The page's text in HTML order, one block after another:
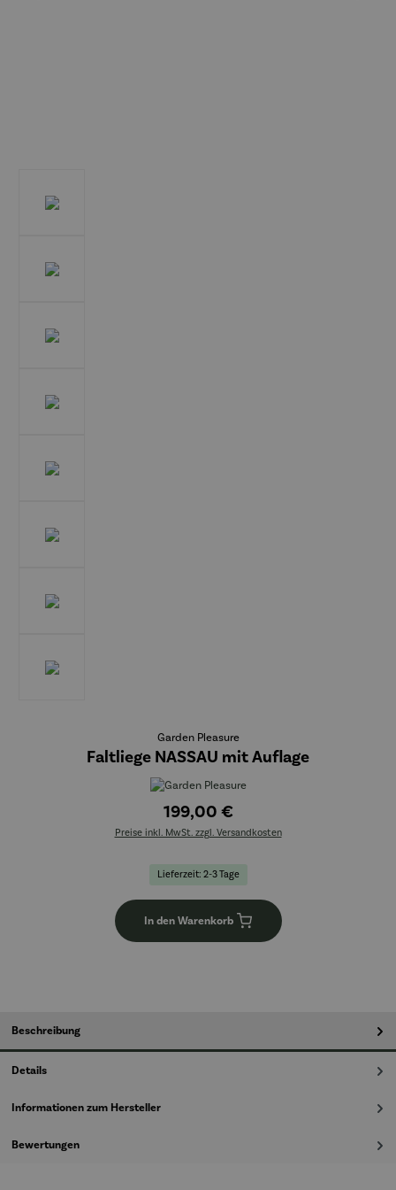
Garden Pleasure
Faltliege NASSAU mit Auflage
199,00 €
Preise inkl. MwSt. zzgl. Versandkosten
Lieferzeit: 2-3 Tage
In den Warenkorb
Beschreibung
Details
Informationen zum Hersteller
Bewertungen